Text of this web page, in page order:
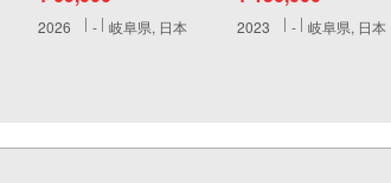
2026 - 岐阜県, 日本 2023 - 岐阜県, 日本